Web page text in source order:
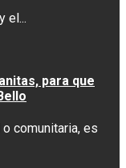
el...
para que
comunitaria, es